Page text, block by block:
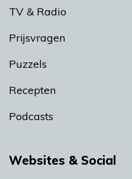
TV & Radio
Prijsvragen
Puzzels
Recepten
Podcasts
Websites & Social